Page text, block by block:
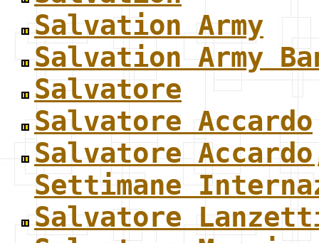
Salvation Army
Salvation Army
Salvatore
Salvatore Accardo
Salvatore
Settimane
Salvatore